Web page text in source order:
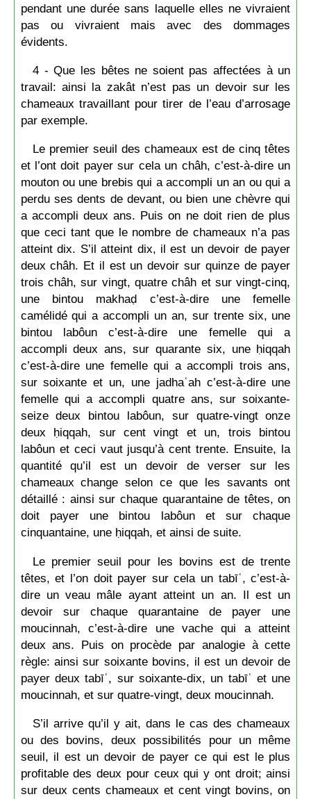
pendant une durée sans laquelle elles ne vivraient
pas ou vivraient mais avec des dommages
évidents.
4 - Que les bêtes ne soient pas affectées à un
travail: ainsi la zakât n’est pas un devoir sur les
chameaux travaillant pour tirer de l’eau d’arrosage
par exemple.
Le premier seuil des chameaux est de cinq têtes
et l’ont doit payer sur cela un châh, c’est-à-dire un
mouton ou une brebis qui a accompli un an ou qui a
perdu ses dents de devant, ou bien une chèvre qui
a accompli deux ans. Puis on ne doit rien de plus
que ceci tant que le nombre de chameaux n’a pas
atteint dix. S’il atteint dix, il est un devoir de payer
deux châh. Et il est un devoir sur quinze de payer
trois châh, sur vingt, quatre châh et sur vingt-cinq,
une bintou makhaḍ c’est-à-dire une femelle
camélidé qui a accompli un an, sur trente six, une
bintou labôun c’est-à-dire une femelle qui a
accompli deux ans, sur quarante six, une ḥiqqah
c’est-à-dire une femelle qui a accompli trois ans,
sur soixante et un, une jadhaʿah c’est-à-dire une
femelle qui a accompli quatre ans, sur soixante-
seize deux bintou labôun, sur quatre-vingt onze
deux ḥiqqah, sur cent vingt et un, trois bintou
labôun et ceci vaut jusqu’à cent trente. Ensuite, la
quantité qu’il est un devoir de verser sur les
chameaux change selon ce que les savants ont
détaillé : ainsi sur chaque quarantaine de têtes, on
doit payer une bintou labôun et sur chaque
cinquantaine, une ḥiqqah, et ainsi de suite.
Le premier seuil pour les bovins est de trente
têtes, et l’on doit payer sur cela un tabīʿ, c’est-à-
dire un veau mâle ayant atteint un an. Il est un
devoir sur chaque quarantaine de payer une
moucinnah, c’est-à-dire une vache qui a atteint
deux ans. Puis on procède par analogie à cette
règle: ainsi sur soixante bovins, il est un devoir de
payer deux tabīʿ, sur soixante-dix, un tabīʿ et une
moucinnah, et sur quatre-vingt, deux moucinnah.
S’il arrive qu’il y ait, dans le cas des chameaux
ou des bovins, deux possibilités pour un même
seuil, il est un devoir de payer ce qui est le plus
profitable des deux pour ceux qui y ont droit; ainsi
sur deux cents chameaux et cent vingt bovins, on